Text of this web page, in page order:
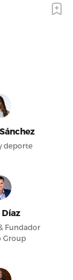
deporte
Díaz
Fundador
Group